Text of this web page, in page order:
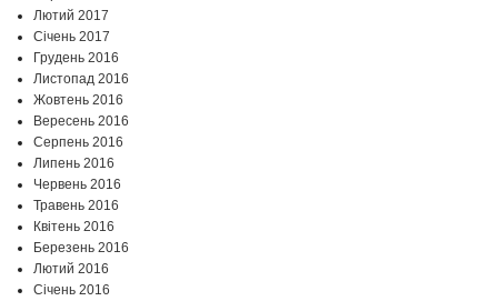
Лютий 2017
Січень 2017
Грудень 2016
Листопад 2016
Жовтень 2016
Вересень 2016
Серпень 2016
Липень 2016
Червень 2016
Травень 2016
Квітень 2016
Березень 2016
Лютий 2016
Січень 2016